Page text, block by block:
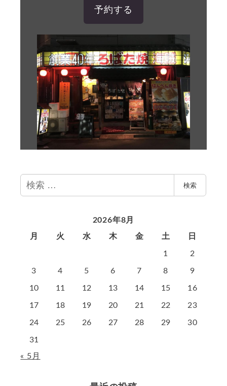
予約する
検
索
検索
2026年8月
月
火 水 木 金 土 日
1 2
3 4 5 6 7 8 9
10 11 12 13 14 15 16
17 18 19 20 21 22 23
24 25 26 27 28 29 30
31
« 5月